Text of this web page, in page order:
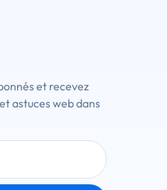
et recevez
astuces web dans